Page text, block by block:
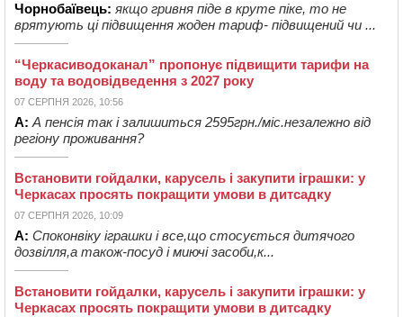
Чорнобаївець: якщо гривня піде в круте піке, то не
врятують ці підвищення жоден тариф- підвищений чи ...
“Черкасиводоканал” пропонує підвищити тарифи на
воду та водовідведення з 2027 року
07 СЕРПНЯ 2026, 10:56
А: А пенсія так і залишиться 2595грн./міс.незалежно від
регіону проживання?
Встановити гойдалки, карусель і закупити іграшки: у
Черкасах просять покращити умови в дитсадку
07 СЕРПНЯ 2026, 10:09
А: Споконвіку іграшки і все,що стосується дитячого
дозвілля,а також-посуд і миючі засоби,к...
Встановити гойдалки, карусель і закупити іграшки: у
Черкасах просять покращити умови в дитсадку